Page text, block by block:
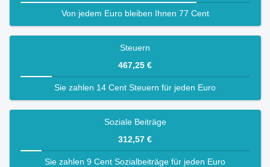
Von jedem Euro bleiben Ihnen 77 Cent
Steuern
467,25 €
Sie zahlen 14 Cent Steuern für jeden Euro
Soziale Beiträge
312,57 €
Sie zahlen 9 Cent Sozialbeiträge für jeden Euro